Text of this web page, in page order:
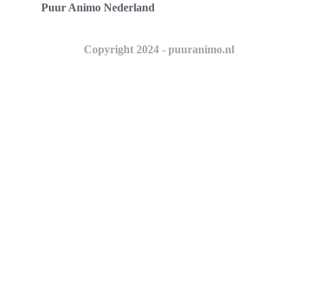
Puur Animo Nederland
Copyright 2024 - puuranimo.nl